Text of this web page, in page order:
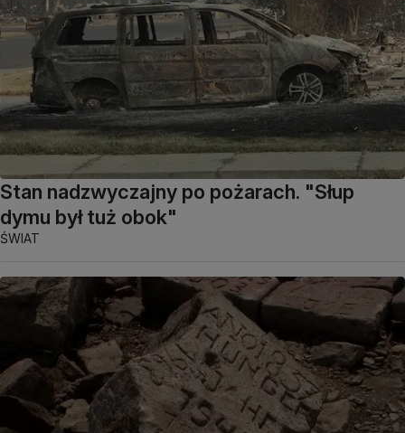
Stan nadzwyczajny po pożarach. "Słup
dymu był tuż obok"
ŚWIAT